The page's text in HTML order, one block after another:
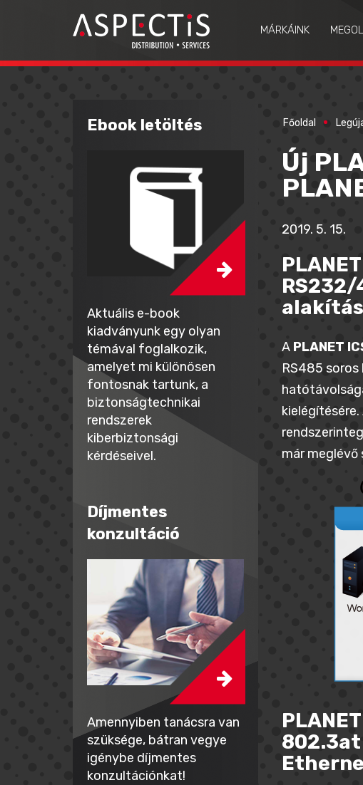
MÁRKÁINK
Főoldal
Ebook letöltés
Aktuális e-book
kiadványunk egy olyan
témával foglalkozik,
amelyet mi különösen
fontosnak tartunk, a
biztonságtechnikai
rendszerek
kiberbiztonsági
kérdéseivel.
Díjmentes
konzultáció
Amennyiben tanácsra van
szüksége, bátran vegye
igénybe díjmentes
konzultációnkat!
Új
2019. 5. 15.
A PLANET
RS485
már meglévő
802.3at